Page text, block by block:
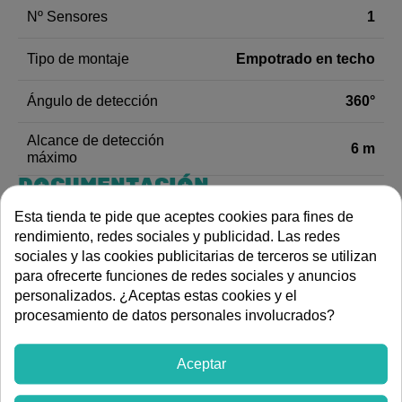
Nº Sensores 1
Tipo de montaje Empotrado en techo
Ángulo de detección 360°
Alcance de detección
máximo
6 m
DOCUMENTACIÓN
Dibujo de dimensiones
Vídeo de instrucciones
Instrucciones de montaje
Hoja de datos técnicos de producto
Detector de movimiento PIR para instalación empotrada
en techo, orientado a interiores donde se precise
Esta tienda te pide que aceptes cookies para fines de
rendimiento, redes sociales y publicidad. Las redes
sociales y las cookies publicitarias de terceros se utilizan
para ofrecerte funciones de redes sociales y anuncios
personalizados. ¿Aceptas estas cookies y el
procesamiento de datos personales involucrados?
Aceptar